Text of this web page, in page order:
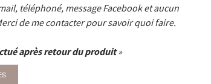
téléphoné, message Facebook et aucun
de me contacter pour savoir quoi faire.
après retour du produit